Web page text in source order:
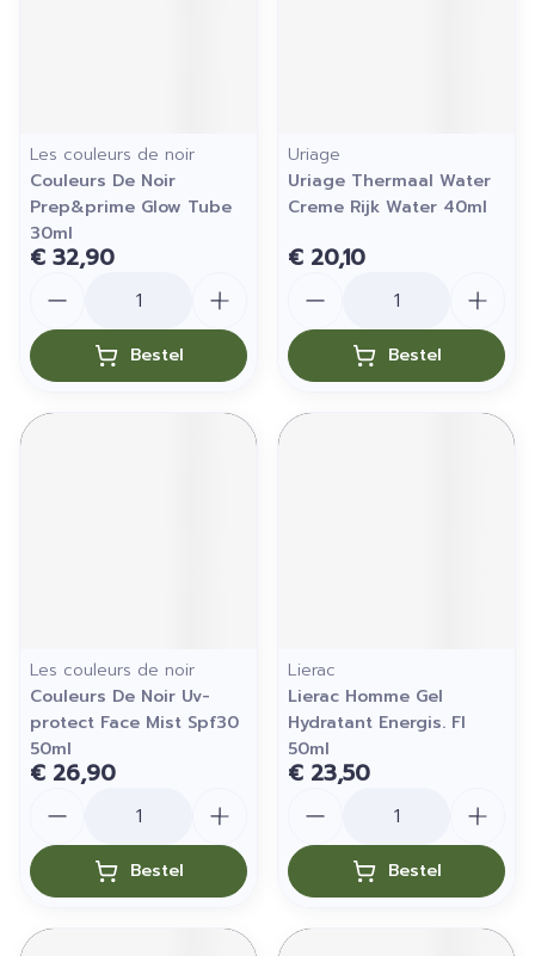
Les couleurs de noir
Couleurs De Noir
Prep&prime Glow Tube
30ml
€ 32,90
Bestel
Uriage
Uriage Thermaal Water
Creme Rijk Water 40ml
€ 20,10
Bestel
Les couleurs de noir
Couleurs De Noir Uv-
protect Face Mist Spf30
50ml
€ 26,90
Bestel
Lierac
Lierac Homme Gel
Hydratant Energis. Fl
50ml
€ 23,50
Bestel